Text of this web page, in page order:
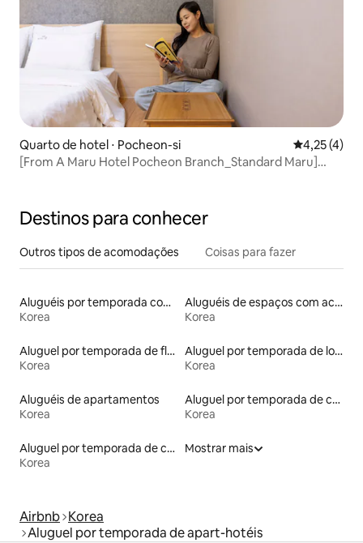
Quarto de hotel ⋅ Pocheon-si 4,25 de
4,25 (4)
[From A Maru Hotel Pocheon Branch_Standard Maru]
Destinos para conhecer
Outros tipos de acomodações Coisas para fazer
Aluguéis por temporada com caiaque
Korea
Aluguéis de espaços com acesso direto a pistas de esqui
Korea
Aluguel por temporada de flats
Korea
Aluguel por temporada de lofts
Korea
Aluguéis de apartamentos
Korea
Aluguel por temporada de casas de hóspedes
Korea
Aluguel por temporada de contêineres
Korea
Mostrar mais
Airbnb Korea
Aluguel por temporada de apart-hotéis